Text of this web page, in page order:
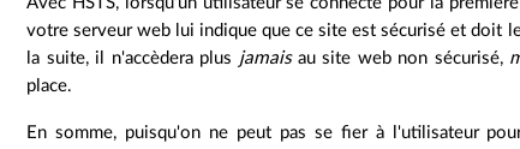
votre serveur web lui indique que ce site est sécurisé et doit
la suite, il n'accèdera plus jamaisau site web non sécurisé,
place.
En somme, puisqu'on ne peut pas se fier à l'utilisateur